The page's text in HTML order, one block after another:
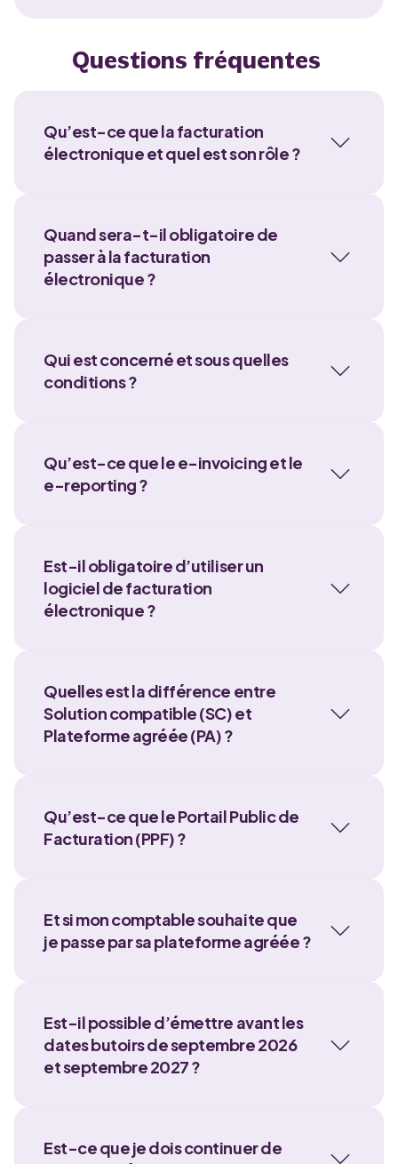
Questions fréquentes
Qu’est-ce que la facturation
électronique et quel est son rôle ?
Quand sera-t-il obligatoire de
passer à la facturation
électronique ?
Qui est concerné et sous quelles
conditions ?
Qu’est-ce que le e-invoicing et le
e-reporting ?
Est-il obligatoire d’utiliser un
logiciel de facturation
électronique ?
Quelles est la différence entre
Solution compatible (SC) et
Plateforme agréée (PA) ?
Qu’est-ce que le Portail Public de
Facturation (PPF) ?
Et si mon comptable souhaite que
je passe par sa plateforme agréée ?
Est-il possible d’émettre avant les
dates butoirs de septembre 2026
et septembre 2027 ?
Est-ce que je dois continuer de